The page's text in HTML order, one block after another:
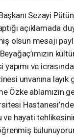
Sezayi
açıklamada
olsun mesajı
ve
unvanına layık
Özke ablamızın
ve hayati